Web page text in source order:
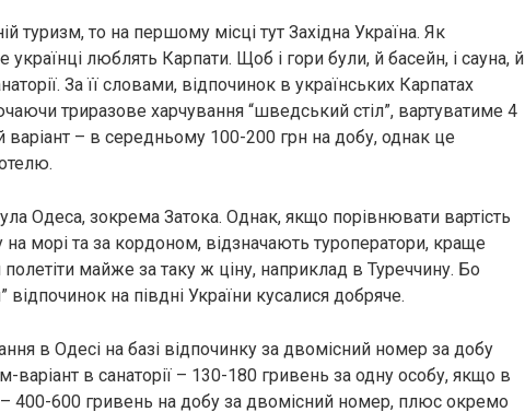
туризм, то на першому місці тут Західна Україна. Як
українці люблять Карпати. Щоб і гори були, й басейн, і сауна, й
За її словами, відпочинок в українських Карпатах
триразове харчування “шведський стіл”, вартуватиме 4
– в середньому 100-200 грн на добу, однак це
Одеса, зокрема Затока. Однак, якщо порівнювати вартість
на морі та за кордоном, відзначають туроператори, краще
полетіти майже за таку ж ціну, наприклад в Туреччину. Бо
відпочинок на півдні України кусалися добряче.
в Одесі на базі відпочинку за двомісний номер за добу
варіант в санаторії – 130-180 гривень за одну особу, якщо в
400-600 гривень на добу за двомісний номер, плюс окремо